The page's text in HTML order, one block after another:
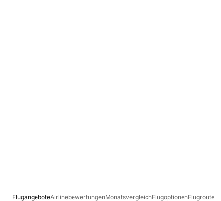
FlugangeboteAirlinebewertungenMonatsvergleichFlugoptionenFlugrouten